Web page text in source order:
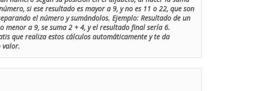
si ese resultado es mayor a 9, y no es 11 o 22, que son
el número y sumándolos. Ejemplo: Resultado de un
menor a 9, se suma 2 + 4, y el resultado final sería 6.
que realiza estos cálculos automáticamente y te da
valor.